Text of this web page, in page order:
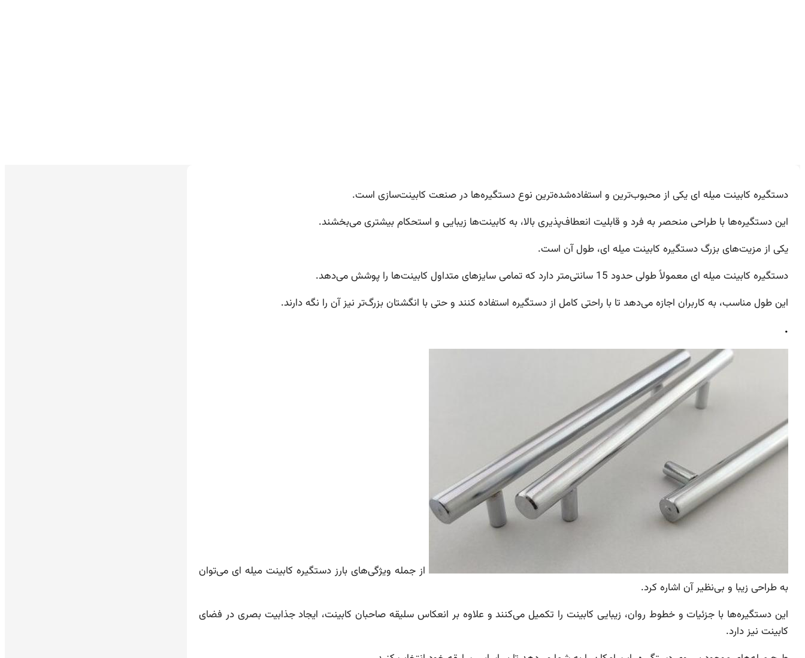
دستگیره کابینت میله ای یکی از محبوب‌ترین و استفاده‌شده‌ترین نوع دستگیره‌ها در صنعت کابینت‌سازی است.
این دستگیره‌ها با طراحی منحصر به فرد و قابلیت انعطاف‌پذیری بالا، به کابینت‌ها زیبایی و استحکام بیشتری می‌بخشند.
یکی از مزیت‌های بزرگ دستگیره کابینت میله ای، طول آن است.
دستگیره کابینت میله ای معمولاً طولی حدود 15 سانتی‌متر دارد که تمامی سایزهای متداول کابینت‌ها را پوشش می‌دهد.
این طول مناسب، به کاربران اجازه می‌دهد تا با راحتی کامل از دستگیره استفاده کنند و حتی با انگشتان بزرگ‌تر نیز آن را نگه دارند.
.
از جمله ویژگی‌های بارز دستگیره کابینت میله ای می‌توان
به طراحی زیبا و بی‌نظیر آن اشاره کرد.
این دستگیره‌ها با جزئیات و خطوط روان، زیبایی کابینت را تکمیل می‌کنند و علاوه بر انعکاس سلیقه صاحبان کابینت، ایجاد جذابیت بصری در فضای
کابینت نیز دارد.